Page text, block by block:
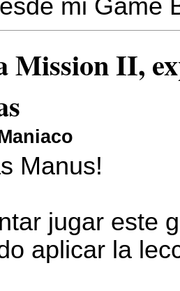
mi Game
Mission II,
Manus!
jugar este
aplicar la